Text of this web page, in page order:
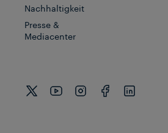
Nachhaltigkeit
Presse &
Mediacenter